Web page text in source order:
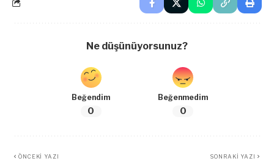
Ne düşünüyorsunuz?
Beğendim
0
Beğenmedim
0
ÖNCEKI YAZI SONRAKI YAZI